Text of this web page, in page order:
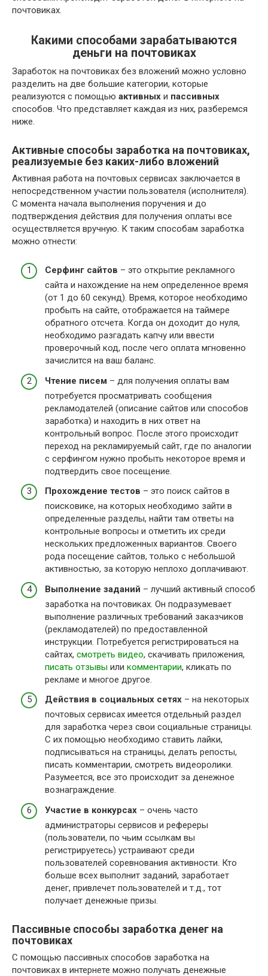
почтовиках.
Какими способами зарабатываются
деньги на почтовиках
Заработок на почтовиках без вложений можно условно
разделить на две большие категории, которые
реализуются с помощью активных и пассивных
способов. Что представляет каждая из них, разберемся
ниже.
Активные способы заработка на почтовиках,
реализуемые без каких-либо вложений
Активная работа на почтовых сервисах заключается в
непосредственном участии пользователя (исполнителя).
С момента начала выполнения поручения и до
подтверждения действия для получения оплаты все
осуществляется вручную. К таким способам заработка
можно отнести:
Серфинг сайтов – это открытие рекламного
сайта и нахождение на нем определенное время
(от 1 до 60 секунд). Время, которое необходимо
пробыть на сайте, отображается на таймере
обратного отсчета. Когда он доходит до нуля,
необходимо разгадать капчу или ввести
проверочный код, после чего оплата мгновенно
зачислится на ваш баланс.
Чтение писем – для получения оплаты вам
потребуется просматривать сообщения
рекламодателей (описание сайтов или способов
заработка) и находить в них ответ на
контрольный вопрос. После этого происходит
переход на рекламируемый сайт, где по аналогии
с серфингом нужно пробыть некоторое время и
подтвердить свое посещение.
Прохождение тестов – это поиск сайтов в
поисковике, на которых необходимо зайти в
определенные разделы, найти там ответы на
контрольные вопросы и отметить их среди
нескольких предложенных вариантов. Своего
рода посещение сайтов, только с небольшой
активностью, за которую неплохо доплачивают.
Выполнение заданий – лучший активный способ
заработка на почтовиках. Он подразумевает
выполнение различных требований заказчиков
(рекламодателей) по предоставленной
инструкции. Потребуется регистрироваться на
сайтах, смотреть видео, скачивать приложения,
писать отзывы или комментарии, кликать по
рекламе и многое другое.
Действия в социальных сетях – на некоторых
почтовых сервисах имеется отдельный раздел
для заработка через свои социальные страницы.
С их помощью необходимо ставить лайки,
подписываться на страницы, делать репосты,
писать комментарии, смотреть видеоролики.
Разумеется, все это происходит за денежное
вознаграждение.
Участие в конкурсах – очень часто
администраторы сервисов и рефереры
(пользователи, по чьим ссылкам вы
регистрируетесь) устраивают среди
пользователей соревнования активности. Кто
больше всех выполнит заданий, заработает
денег, привлечет пользователей и т.д., тот
получает денежные призы.
Пассивные способы заработка денег на
почтовиках
С помощью пассивных способов заработка на
почтовиках в интернете можно получать денежные